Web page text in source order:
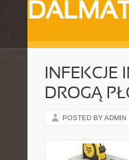
DROGĄ
POSTED BY ADMIN